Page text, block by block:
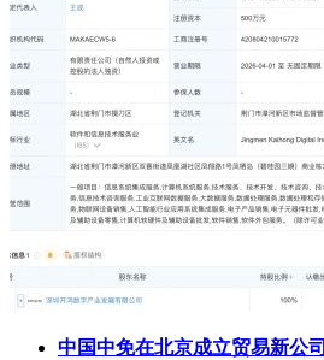
中国中免在北京成立贸易新公司